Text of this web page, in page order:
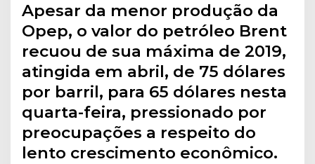
Apesar da menor produção da
Opep, o valor do petróleo Brent
recuou de sua máxima de 2019,
atingida em abril, de 75 dólares
por barril, para 65 dólares nesta
quarta-feira, pressionado por
preocupações a respeito do
lento crescimento econômico.